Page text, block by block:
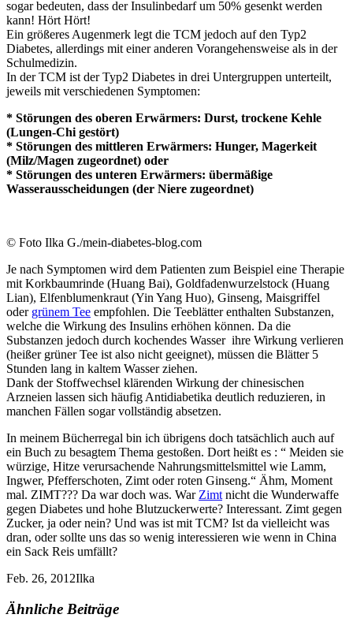
sogar bedeuten, dass der Insulinbedarf um 50% gesenkt werden
kann! Hört Hört!
Ein größeres Augenmerk legt die TCM jedoch auf den Typ2
Diabetes, allerdings mit einer anderen Vorangehensweise als in der
Schulmedizin.
In der TCM ist der Typ2 Diabetes in drei Untergruppen unterteilt,
jeweils mit verschiedenen Symptomen:
* Störungen des oberen Erwärmers: Durst, trockene Kehle
(Lungen-Chi gestört)
* Störungen des mittleren Erwärmers: Hunger, Magerkeit
(Milz/Magen zugeordnet) oder
* Störungen des unteren Erwärmers: übermäßige
Wasserausscheidungen (der Niere zugeordnet)
© Foto Ilka G./mein-diabetes-blog.com
Je nach Symptomen wird dem Patienten zum Beispiel eine Therapie
mit Korkbaumrinde (Huang Bai), Goldfadenwurzelstock (Huang
Lian), Elfenblumenkraut (Yin Yang Huo), Ginseng, Maisgriffel
oder grünem Tee empfohlen. Die Teeblätter enthalten Substanzen,
welche die Wirkung des Insulins erhöhen können. Da die
Substanzen jedoch durch kochendes Wasser ihre Wirkung verlieren
(heißer grüner Tee ist also nicht geeignet), müssen die Blätter 5
Stunden lang in kaltem Wasser ziehen.
Dank der Stoffwechsel klärenden Wirkung der chinesischen
Arzneien lassen sich häufig Antidiabetika deutlich reduzieren, in
manchen Fällen sogar vollständig absetzen.
In meinem Bücherregal bin ich übrigens doch tatsächlich auch auf
ein Buch zu besagtem Thema gestoßen. Dort heißt es : “ Meiden sie
würzige, Hitze verursachende Nahrungsmittelsmittel wie Lamm,
Ingwer, Pfefferschoten, Zimt oder roten Ginseng.“ Ähm, Moment
mal. ZIMT??? Da war doch was. War Zimt nicht die Wunderwaffe
gegen Diabetes und hohe Blutzuckerwerte? Interessant. Zimt gegen
Zucker, ja oder nein? Und was ist mit TCM? Ist da vielleicht was
dran, oder sollte uns das so wenig interessieren wie wenn in China
ein Sack Reis umfällt?
Feb. 26, 2012Ilka
Ähnliche Beiträge